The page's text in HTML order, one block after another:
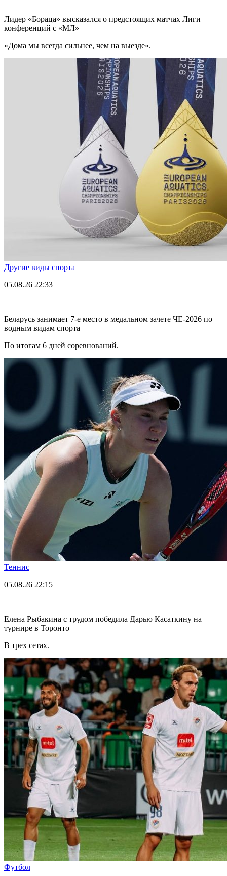
Лидер «Бораца» высказался о предстоящих матчах Лиги
конференций с «МЛ»
«Дома мы всегда сильнее, чем на выезде».
Другие виды спорта
05.08.26 22:33
Беларусь занимает 7-е место в медальном зачете ЧЕ-2026 по
водным видам спорта
По итогам 6 дней соревнований.
Теннис
05.08.26 22:15
Елена Рыбакина с трудом победила Дарью Касаткину на
турнире в Торонто
В трех сетах.
Футбол